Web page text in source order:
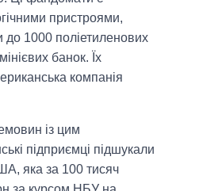
пристроями,
1000 поліетиленових
банок. Їх
компанія
із цим
підприємці підшукали
яка за 100 тисяч